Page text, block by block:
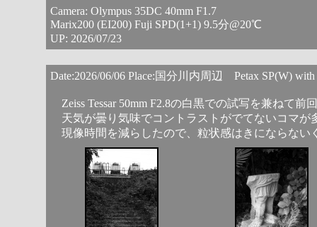
Camera: Olympus 35DC 40mm F1.7
Marix200 (EI200) Fuji SPD(1+1) 9.5分@20℃
UP: 2026/07/23
Date:2026/06/06 Place:国分川内周辺 Petax SP(W) with
Zeiss Tessar 50mm F2.8の白黒での試写を兼ねて
天気が曇り気味でコントラストがでてないコマが
現像時間を減らしたので、粒状感はきにならない